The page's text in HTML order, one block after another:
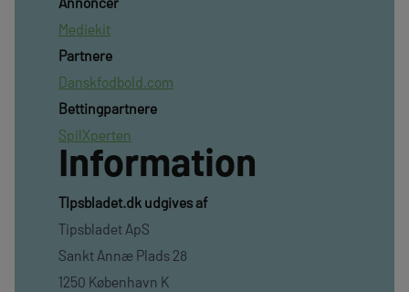
Mediekit
Partnere
Danskfodbold.com
Bettingpartnere
SpilXperten
Information
TIpsbladet.dk udgives af
Tipsbladet ApS
Sankt Annæ Plads 28
1250 København K